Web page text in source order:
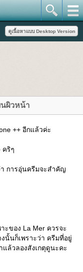
ผิวหน้า
++ อีกแล้วค่ะ
คริๆ
การอุ่นครีมจะสำคัญ
ะของ La Mer ควรจะ
นั้นก็เพราะว่า ครีมที่อยู่
แล้วลองสังเกตุดูนะคะ